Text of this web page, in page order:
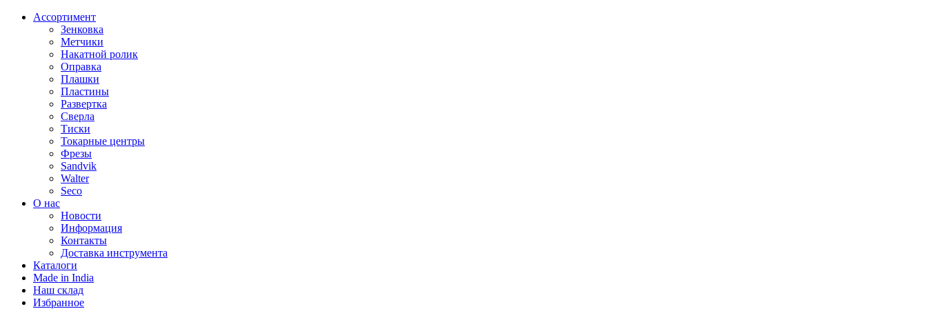
Ассортимент
Зенковка
Метчики
Накатной ролик
Оправка
Плашки
Пластины
Развертка
Сверла
Тиски
Токарные центры
Фрезы
Sandvik
Walter
Seco
О нас
Новости
Информация
Контакты
Доставка инструмента
Каталоги
Made in India
Наш склад
Избранное